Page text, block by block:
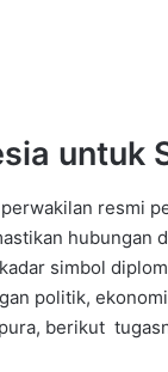
untuk
resmi
hubungan
simbol
politik,
berikut